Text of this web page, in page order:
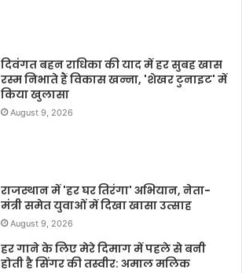
दिवंगत बहन राधिका की याद में हर सुबह खास
रस्म निभाते हैं विकास खन्ना, 'शेखर टुनाइट' में
किया खुलासा
August 9, 2026
राजस्थान में 'हर घर तिरंगा' अभियान, नेता-
मंत्री समेत युवाओं में दिखा खासा उत्साह
August 9, 2026
हर गाने के लिए मेरे दिमाग में पहले से बनी
होती है सिंगर की तस्वीर: अमाल मलिक